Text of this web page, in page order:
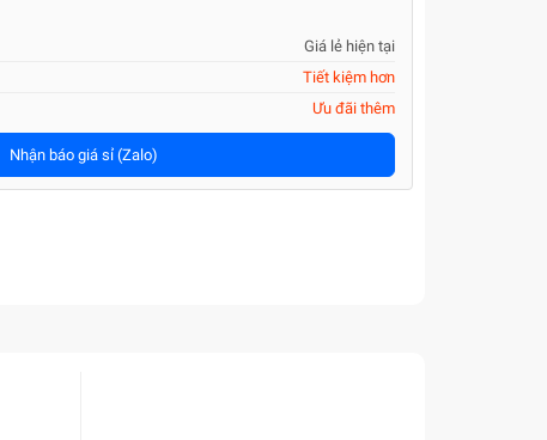
Giá lẻ hiện tại
Tiết kiệm hơn
Ưu đãi thêm
Nhận báo giá sỉ (Zalo)